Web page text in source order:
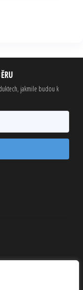
jakmile budou k